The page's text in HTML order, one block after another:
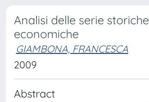
Analisi delle serie storiche
economiche
GIAMBONA, FRANCESCA
2009
Abstract